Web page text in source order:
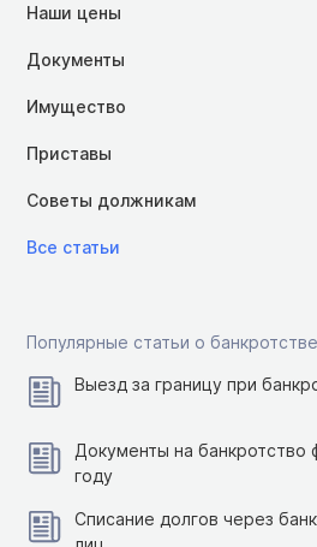
Наши цены
Документы
Имущество
Приставы
Советы должникам
Все статьи
Популярные статьи о банкротстве
Выезд за границу при
Документы на банкротство
году
Списание долгов через